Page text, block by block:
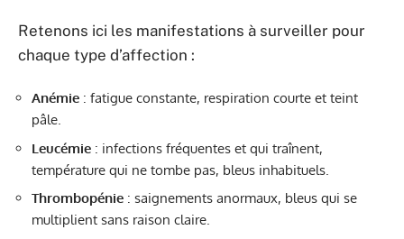
Retenons ici les manifestations à surveiller pour
chaque type d’affection :
Anémie : fatigue constante, respiration courte et teint
pâle.
Leucémie : infections fréquentes et qui traînent,
température qui ne tombe pas, bleus inhabituels.
Thrombopénie : saignements anormaux, bleus qui se
multiplient sans raison claire.